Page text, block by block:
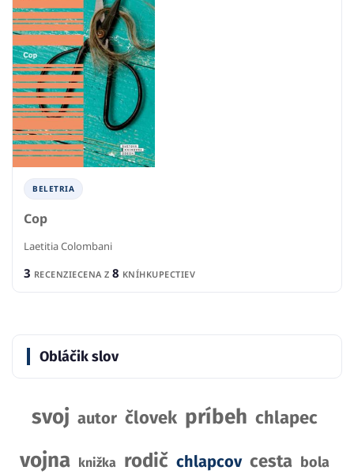
BELETRIA
Cop
Laetitia Colombani
3 RECENZIECENA Z 8 KNÍHKUPECTIEV
Obláčik slov
svoj autor človek príbeh chlapec
vojna knižka rodič chlapcov cesta bola